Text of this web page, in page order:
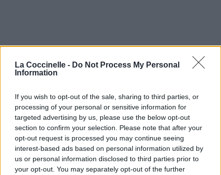
La Coccinelle - Do Not Process My Personal
Information
If you wish to opt-out of the sale, sharing to third parties, or
processing of your personal or sensitive information for
targeted advertising by us, please use the below opt-out
section to confirm your selection. Please note that after your
opt-out request is processed you may continue seeing
interest-based ads based on personal information utilized by
us or personal information disclosed to third parties prior to
your opt-out. You may separately opt-out of the further